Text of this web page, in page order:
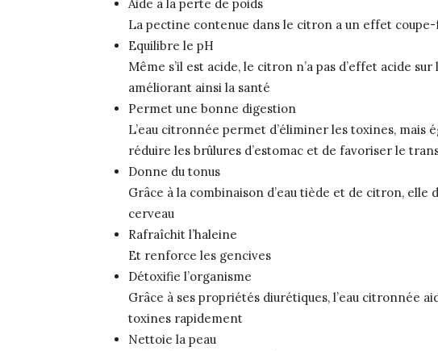
Aide à la perte de poids
La pectine contenue dans le citron a un effet
Equilibre le pH
Même s’il est acide, le citron n’a pas d’effet acide
améliorant ainsi la santé
Permet une bonne digestion
L’eau citronnée permet d’éliminer les toxines, mais
réduire les brûlures d’estomac et de favoriser le
Donne du tonus
Grâce à la combinaison d’eau tiède et de citron, elle
cerveau
Rafraîchit l’haleine
Et renforce les gencives
Détoxifie l’organisme
Grâce à ses propriétés diurétiques, l’eau citronnée
toxines rapidement
Nettoie la peau